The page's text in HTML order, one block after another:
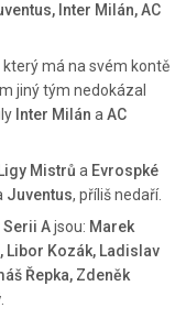
Inter Milán, AC
který má na svém kontě
jiný tým nedokázal
Inter Milán a AC
Ligy Mistrů a Evrospké
Juventus, příliš nedaří.
Serii Ajsou: Marek
Libor Kozák, Ladislav
Řepka, Zdeněk